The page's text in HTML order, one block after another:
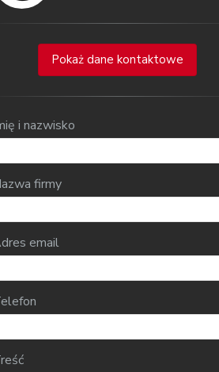
Pokaż dane kontaktowe
i nazwisko
firmy
email